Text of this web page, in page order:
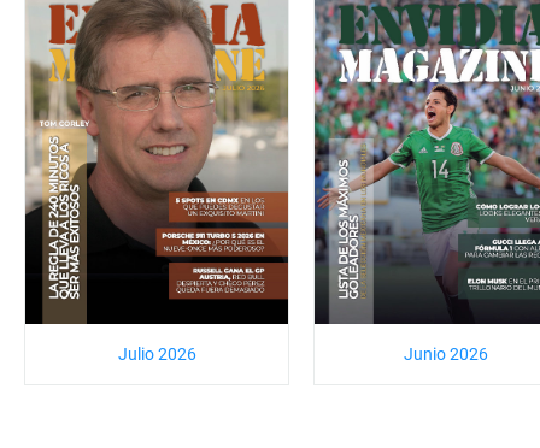
Julio 2026 Junio 2026